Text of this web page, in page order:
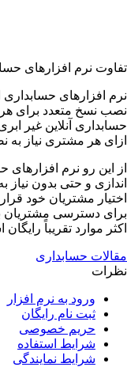
تفاوت نرم افزارهای
نرم افزارهای حسابداری
نصب نسخ متعدد برای
حسابداری آنلاین غیر
ازای هر مشتری نیاز به
از این رو نرم
اندازی و حتی بدون نیاز
اختیار مشتریان خود
برای دسترسی مشتریان
اکثر موارد تقریباً
مقالات حسابداری
نظرات
ورود به نرم افزار
ثبت نام رایگان
حریم خصوصی
شرایط استفاده
شرایط نمایندگی